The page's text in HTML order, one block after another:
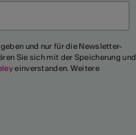
und nur für die Newsletter-
Sie sich mit der Speicherung und
einverstanden. Weitere